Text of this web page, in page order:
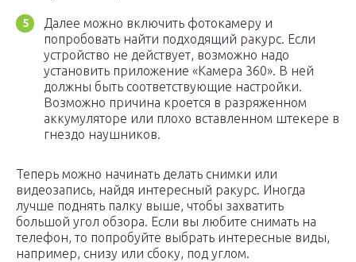
Далее можно включить фотокамеру и
попробовать найти подходящий ракурс. Если
устройство не действует, возможно надо
установить приложение «Камера 360». В ней
должны быть соответствующие настройки.
Возможно причина кроется в разряженном
аккумуляторе или плохо вставленном штекере в
гнездо наушников.
Теперь можно начинать делать снимки или
видеозапись, найдя интересный ракурс. Иногда
лучше поднять палку выше, чтобы захватить
большой угол обзора. Если вы любите снимать на
телефон, то попробуйте выбрать интересные виды,
например, снизу или сбоку, под углом.